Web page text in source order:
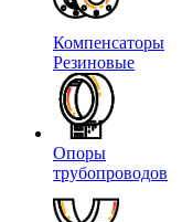
Компенсаторы
Резиновые
Опоры
трубопроводов